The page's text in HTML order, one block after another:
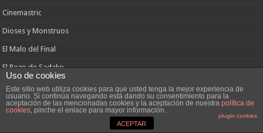
Cinemastric
Dioses y Monstruos
El Malo del Final
El Pozo de Sadako
Estrenos Cinema
Filmbunker
Uso de cookies
Este sitio web utiliza cookies para que usted tenga la mejor experiencia de
usuario. Si continúa navegando está dando su consentimiento para la
aceptación de las mencionadas cookies y la aceptación de nuestra política de
cookies, pinche el enlace para mayor información.
plugin cookies
ACEPTAR